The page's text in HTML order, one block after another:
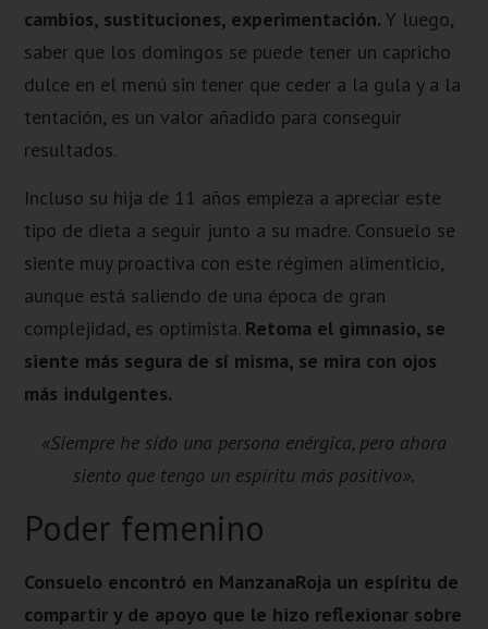
cambios, sustituciones, experimentación. Y luego,
saber que los domingos se puede tener un capricho
dulce en el menú sin tener que ceder a la gula y a la
tentación, es un valor añadido para conseguir
resultados.
Incluso su hija de 11 años empieza a apreciar este
tipo de dieta a seguir junto a su madre. Consuelo se
siente muy proactiva con este régimen alimenticio,
aunque está saliendo de una época de gran
complejidad, es optimista. Retoma el gimnasio, se
siente más segura de sí misma, se mira con ojos
más indulgentes.
«Siempre he sido una persona enérgica, pero ahora
siento que tengo un espíritu más positivo».
Poder femenino
Consuelo encontró en ManzanaRoja un espíritu de
compartir y de apoyo que le hizo reflexionar sobre